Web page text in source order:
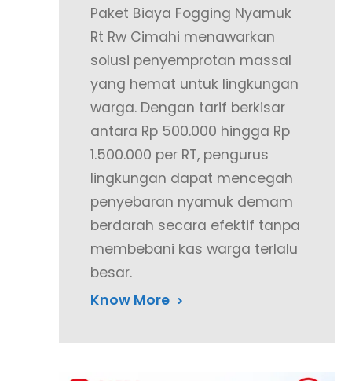
Paket Biaya Fogging Nyamuk
Rt Rw Cimahi menawarkan
solusi penyemprotan massal
yang hemat untuk lingkungan
warga. Dengan tarif berkisar
antara Rp 500.000 hingga Rp
1.500.000 per RT, pengurus
lingkungan dapat mencegah
penyebaran nyamuk demam
berdarah secara efektif tanpa
membebani kas warga terlalu
besar.
Know More